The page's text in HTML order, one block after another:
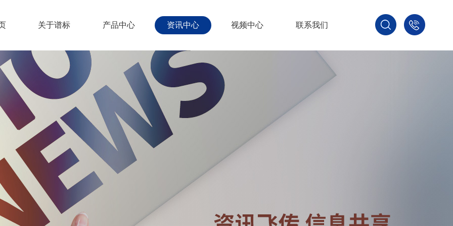
3875
关于谱标 产品中心 资讯中心 视频中心 联系我们